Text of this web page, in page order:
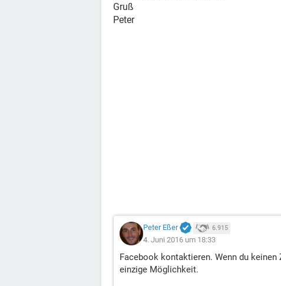
Gruß
Peter
Peter Eßer 6.915
4. Juni 2016 um 18:33
Facebook kontaktieren. Wenn du
einzige Möglichkeit.